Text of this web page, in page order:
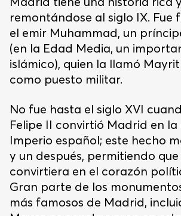
remontándose al siglo IX. Fue
el emir Muhammad, un
(en la Edad Media, un
islámico), quien la llamó
como puesto militar.
No fue hasta el siglo XVI
Felipe II convirtió Madrid en
Imperio español; este hecho
y un después, permitiendo
convirtiera en el corazón
Gran parte de los
más famosos de Madrid,